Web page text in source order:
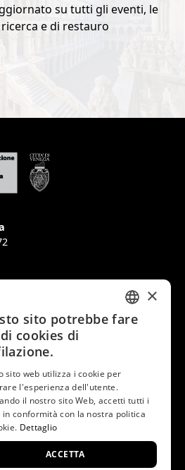
su tutti gli eventi, le
e di restauro
ITALIAN
GERMAN
FRENCH
×
sito potrebbe fare
cookies di
sito web utilizza i cookie per
l'esperienza dell'utente.
il nostro sito Web, accetti tutti i
in conformità con la nostra politica
Dettaglio
ACCETTA